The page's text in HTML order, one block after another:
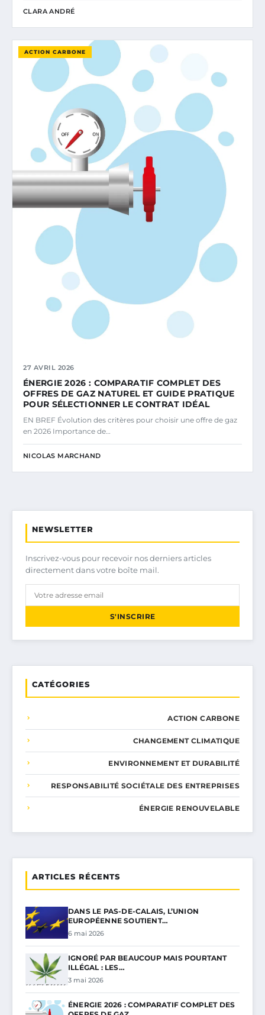
CLARA ANDRÉ
ACTION CARBONE
27 AVRIL 2026
ÉNERGIE 2026 : COMPARATIF COMPLET DES
OFFRES DE GAZ NATUREL ET GUIDE PRATIQUE
POUR SÉLECTIONNER LE CONTRAT IDÉAL
EN BREF Évolution des critères pour choisir une offre de gaz
en 2026 Importance de…
NICOLAS MARCHAND
NEWSLETTER
Inscrivez-vous pour recevoir nos derniers articles
directement dans votre boîte mail.
S'INSCRIRE
CATÉGORIES
ACTION CARBONE
CHANGEMENT CLIMATIQUE
ENVIRONNEMENT ET DURABILITÉ
RESPONSABILITÉ SOCIÉTALE DES ENTREPRISES
ÉNERGIE RENOUVELABLE
ARTICLES RÉCENTS
DANS LE PAS-DE-CALAIS, L’UNION
EUROPÉENNE SOUTIENT…
6 mai 2026
IGNORÉ PAR BEAUCOUP MAIS POURTANT
ILLÉGAL : LES…
3 mai 2026
ÉNERGIE 2026 : COMPARATIF COMPLET DES